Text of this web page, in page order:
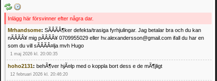
Inlägg här försvinner efter några dar.
Mrhandsome: SÃÂÃÂ¶ker defekta/trasiga fyrhjulingar. Jag betalar bra och du kan
nÃÂÃÂ¥ mig pÃÂÃÂ¥ 0709955029 eller hv.alexandersson@gmail.com ifall du har en
som du vill sÃÂÃÂ¤lja mvh Hugo
1 maj 2026 kl. 20:00:35
hoho2131: behÃ¶ver hjÃ¤lp med o koppla bort dess e de mÃ¶jligt
12 februari 2026 kl. 20:46:20